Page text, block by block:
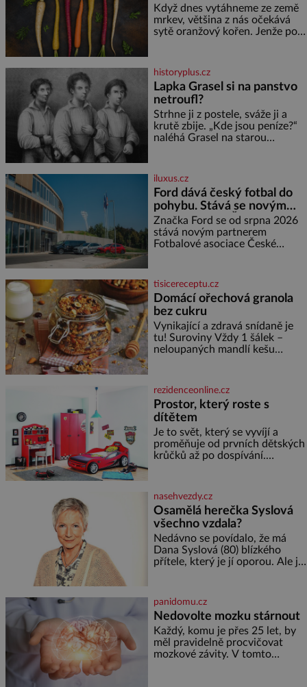
zemi, kde sbírá zbytky semínek
Jeho domovinou je prakticky
celá Austrálie s výjimkou
začíná fialovou barvou
Když dnes vytáhneme ze země
mrkev, většina z nás očekává
sytě oranžový kořen. Jenže po
oranžová. Je fialová, žlutá, bílá,
někdy dokonce téměř černá. Až
díky stovkám let pečlivého
šlechtění se z ní stává zelenina,
bez které si českou zahradu ani
nedokážeme představit. Její
příběh je
historyplus.cz
Lapka Grasel si na panstvo
netroufl?
Strhne ji z postele, sváže ji a
krutě zbije. „Kde jsou peníze?“
naléhá Grasel na starou
nemůže, protože žádné nemá,
spokojí se lupič s několika
měďáky a štůčky látky. Zraněná
žena pár dní nato umírá. Je to
muž nebývale krutý. Jeho činy
budí hrůzu ještě dlouho po jeho
smrti
iluxus.cz
Ford dává český fotbal do
pohybu. Stává se novým
partnerem FAČR
Značka Ford se od srpna 2026
stává novým partnerem
Fotbalové asociace České
asociace, reprezentačních týmů
i českého fotbalu v regionech.
Partner
tisicereceptu.cz
Domácí ořechová granola
bez cukru
Vynikající a zdravá snídaně je
tu! Suroviny Vždy 1 šálek –
neloupaných mandlí kešu
semínek dýně rozinek 3 šálky
ovesných vloček 1 lžíce mlet
rezidenceonline.cz
Prostor, který roste s
dítětem
Je to svět, který se vyvíjí a
proměňuje od prvních dětských
krůčků až po dospívání.
soustředění i odpočinek a
reaguje na každou etapu života
a specifické potřeby dítěte. Pro
nejmenší je klíčová
jednoduchost, měkkost a
bezpečí, proto by pokoj
miminka měl působit především
nasehvezdy.cz
Osamělá herečka Syslová
všechno vzdala?
Nedávno se povídalo, že má
Dana Syslová (80) blízkého
přítele, který je jí oporou. Ale je
častěji mluví o svém odchodu.
Dohnala ji snad samota? Půs
panidomu.cz
Nedovolte mozku stárnout
Každý, komu je přes 25 let, by
měl pravidelně procvičovat
mozkové závity. V tomto